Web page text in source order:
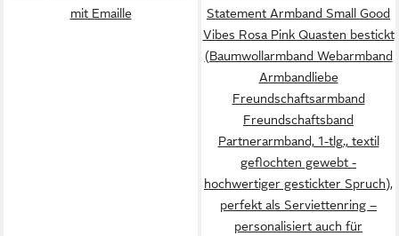
mit Emaille
Statement Armband Small Good
Vibes Rosa Pink Quasten bestickt
(Baumwollarmband Webarmband
Armbandliebe
Freundschaftsarmband
Freundschaftsband
Partnerarmband, 1-tlg., textil
geflochten gewebt -
hochwertiger gestickter Spruch),
perfekt als Serviettenring –
personalisiert auch für